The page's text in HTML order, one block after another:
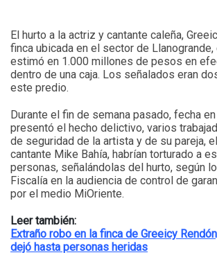
El hurto a la actriz y cantante caleña,
finca ubicada en el sector de Llanogrande,
estimó en 1.000 millones de pesos en
dentro de una caja. Los señalados eran
este predio.
Durante el fin de semana pasado, fecha
presentó el hecho delictivo, varios
de seguridad de la artista y de su pareja,
cantante Mike Bahía, habrían torturado a
personas, señalándolas del hurto, según
Fiscalía en la audiencia de control de
por el medio MiOriente.
Leer también:
Extraño robo en la finca de Greeicy
dejó hasta personas heridas